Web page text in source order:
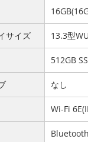
サイズ 13.3型
512GB
なし
Wi-Fi